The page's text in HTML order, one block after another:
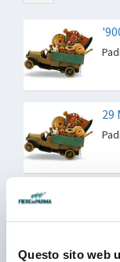
Questo sito web
29